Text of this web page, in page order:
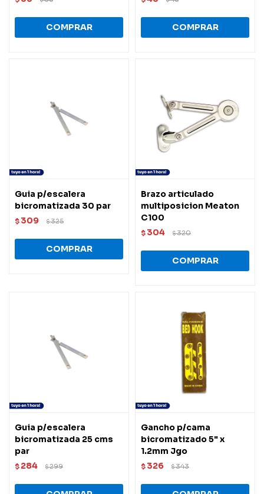
Guia p/escalera
bicromatizada 30 par
$ 309 $325
Brazo articulado
multiposicion Meaton
C100
$ 304 $320
Guia p/escalera
bicromatizada 25 cms
par
$ 284 $299
Gancho p/cama
bicromatizado 5" x
1.2mm Jgo
$ 326 $343